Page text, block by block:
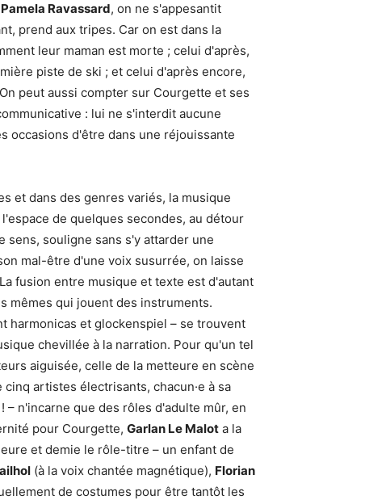
Ravassard, on ne s'appesantit
prend aux tripes. Car on est dans la
leur maman est morte ; celui d'après,
piste de ski ; et celui d'après encore,
peut aussi compter sur Courgette et ses
: lui ne s'interdit aucune
occasions d'être dans une réjouissante
et dans des genres variés, la musique
de quelques secondes, au détour
souligne sans s'y attarder une
mal-être d'une voix susurrée, on laisse
fusion entre musique et texte est d'autant
mêmes qui jouent des instruments.
harmonicas et glockenspiel – se trouvent
chevillée à la narration. Pour qu'un tel
aiguisée, celle de la metteure en scène
artistes électrisants, chacun·e à sa
– n'incarne que des rôles d'adulte mûr, en
pour Courgette, Garlan Le Malot a la
et demie le rôle-titre – un enfant de
(à la voix chantée magnétique), Florian
de costumes pour être tantôt les